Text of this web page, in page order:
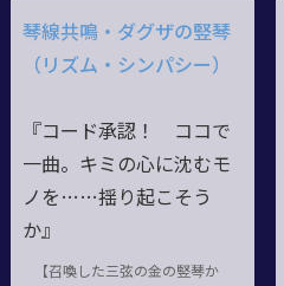
琴線共鳴・ダグザの竪琴
（リズム・シンパシー）
『コード承認！ ココで
一曲。キミの心に沈むモ
ノを……揺り起こそう
か』
【召喚した三弦の金の竪琴か